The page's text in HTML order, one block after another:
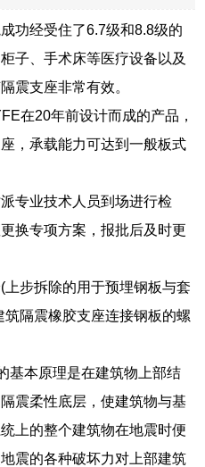
功经受住了6.7级和8.8级的
子、手术床等医疗设备以及
震支座非常有效。
在20年前设计而成的产品，
，承载能力可达到一般板式
专业技术人员到场进行检
换专项方案，报批后及时更
步拆除的用于预埋钢板与套
隔震橡胶支座连接钢板的螺
基本原理是在建筑物上部结
震柔性底层，使建筑物与基
上的整个建筑物在地震时便
震的各种破坏力对上部建筑